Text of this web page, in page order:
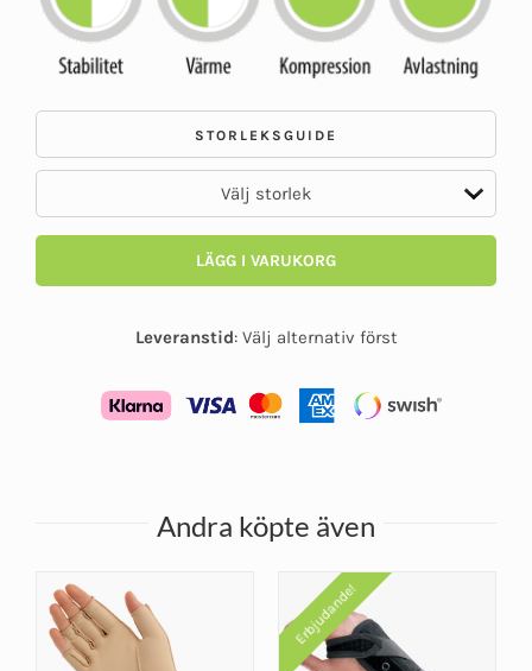
STORLEKSGUIDE
LÄGG I VARUKORG
Leveranstid: Välj alternativ först
Andra köpte även
Erbjudande!